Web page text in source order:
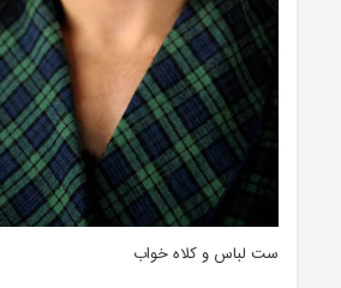
ست لباس و کلاه خواب